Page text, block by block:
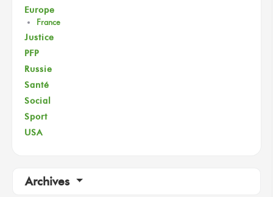
Europe
France
Justice
PFP
Russie
Santé
Social
Sport
USA
Archives